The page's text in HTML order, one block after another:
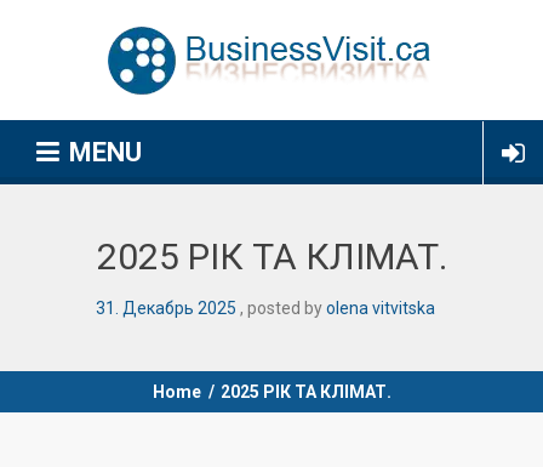
MENU
2025 РІК ТА КЛІМАТ.
31 Декабрь 2025 posted byolena vitvitska
Home / 2025 РІК ТА КЛІМАТ.